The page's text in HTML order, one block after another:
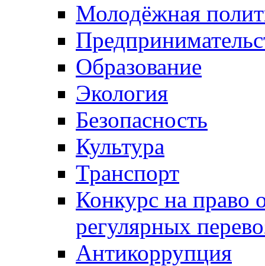
Молодёжная
Образование
Экология
Безопасность
Культура
Транспорт
Конкурс на право
регулярных
Антикоррупция